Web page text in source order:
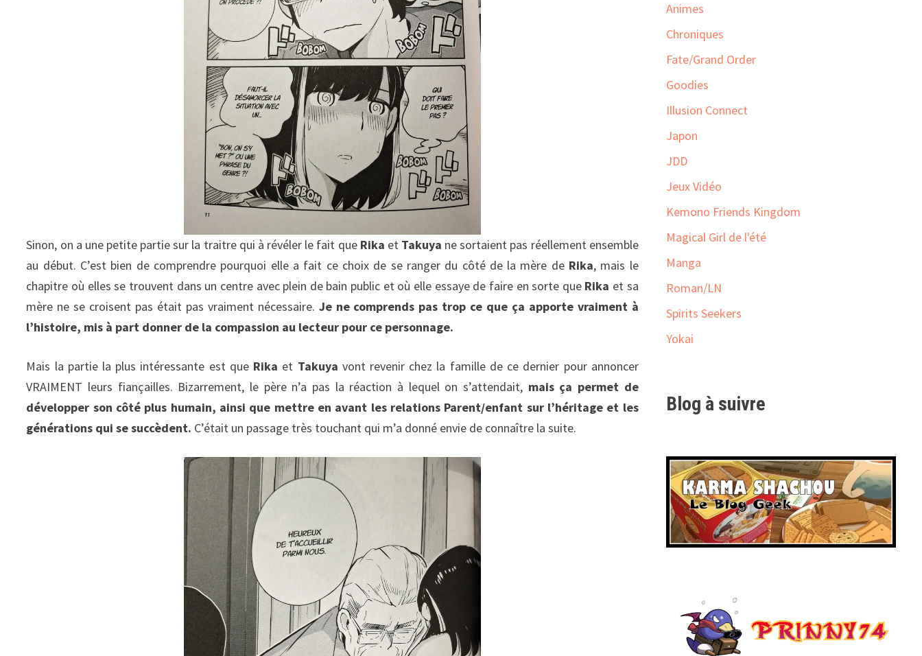
Sinon, on a une petite partie sur la traitre qui à révéler le fait que Rika et Takuya ne sortaient pas réellement ensemble
au début. C’est bien de comprendre pourquoi elle a fait ce choix de se ranger du côté de la mère de Rika, mais le
chapitre où elles se trouvent dans un centre avec plein de bain public et où elle essaye de faire en sorte que Rika et sa
mère ne se croisent pas était pas vraiment nécessaire. Je ne comprends pas trop ce que ça apporte vraiment à
l’histoire, mis à part donner de la compassion au lecteur pour ce personnage.
Mais la partie la plus intéressante est que Rika et Takuya vont revenir chez la famille de ce dernier pour annoncer
VRAIMENT leurs fiançailles. Bizarrement, le père n’a pas la réaction à lequel on s’attendait, mais ça permet de
développer son côté plus humain, ainsi que mettre en avant les relations Parent/enfant sur l’héritage et les
générations qui se succèdent. C’était un passage très touchant qui m’a donné envie de connaître la suite.
Animes
Chroniques
Fate/Grand Order
Goodies
Illusion Connect
Japon
JDD
Jeux Vidéo
Kemono Friends Kingdom
Magical Girl de l'été
Manga
Roman/LN
Spirits Seekers
Yokai
Blog à suivre